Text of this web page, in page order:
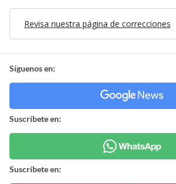
Revisa nuestra página de correcciones
Síguenos en:
Suscríbete en:
Suscríbete en: